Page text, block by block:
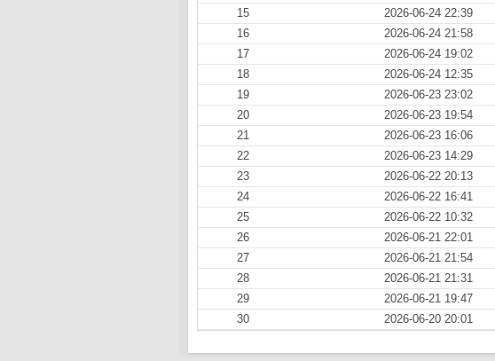
15
2026-06-24 22:39
16
2026-06-24 21:58
17
2026-06-24 19:02
18
2026-06-24 12:35
19
2026-06-23 23:02
20
2026-06-23 19:54
21
2026-06-23 16:06
22
2026-06-23 14:29
23
2026-06-22 20:13
24
2026-06-22 16:41
25
2026-06-22 10:32
26
2026-06-21 22:01
27
2026-06-21 21:54
28
2026-06-21 21:31
29
2026-06-21 19:47
30
2026-06-20 20:01